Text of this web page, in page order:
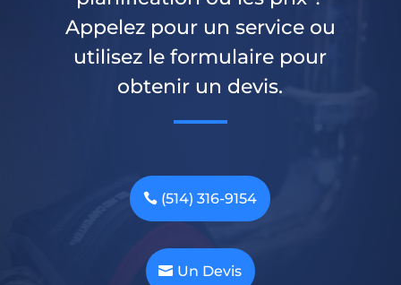
Appelez pour un service ou
utilisez le formulaire pour
obtenir un devis.
(514) 316-9154
Un Devis